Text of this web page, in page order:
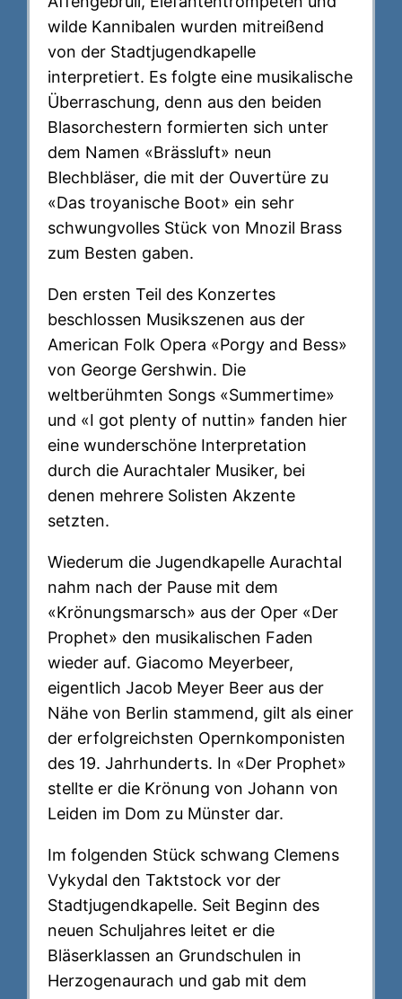
wilde Kannibalen wurden mitreißend
von der Stadtjugendkapelle
interpretiert. Es folgte eine musikalische
Überraschung, denn aus den beiden
Blasorchestern formierten sich unter
dem Namen «Brässluft» neun
Blechbläser, die mit der Ouvertüre zu
«Das troyanische Boot» ein sehr
schwungvolles Stück von Mnozil Brass
zum Besten gaben.
Den ersten Teil des Konzertes
beschlossen Musikszenen aus der
American Folk Opera «Porgy and Bess»
von George Gershwin. Die
weltberühmten Songs «Summertime»
und «I got plenty of nuttin» fanden hier
eine wunderschöne Interpretation
durch die Aurachtaler Musiker, bei
denen mehrere Solisten Akzente
setzten.
Wiederum die Jugendkapelle Aurachtal
nahm nach der Pause mit dem
«Krönungsmarsch» aus der Oper «Der
Prophet» den musikalischen Faden
wieder auf. Giacomo Meyerbeer,
eigentlich Jacob Meyer Beer aus der
Nähe von Berlin stammend, gilt als einer
der erfolgreichsten Opernkomponisten
des 19. Jahrhunderts. In «Der Prophet»
stellte er die Krönung von Johann von
Leiden im Dom zu Münster dar.
Im folgenden Stück schwang Clemens
Vykydal den Taktstock vor der
Stadtjugendkapelle. Seit Beginn des
neuen Schuljahres leitet er die
Bläserklassen an Grundschulen in
Herzogenaurach und gab mit dem